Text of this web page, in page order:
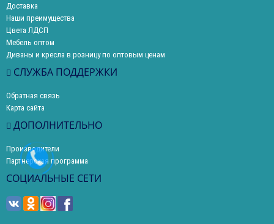
Доставка
Наши преимущества
Цвета ЛДСП
Мебель оптом
Диваны и кресла в розницу по оптовым ценам
СЛУЖБА ПОДДЕРЖКИ
Обратная связь
Карта сайта
ДОПОЛНИТЕЛЬНО
Производители
Партнерская программа
СОЦИАЛЬНЫЕ СЕТИ